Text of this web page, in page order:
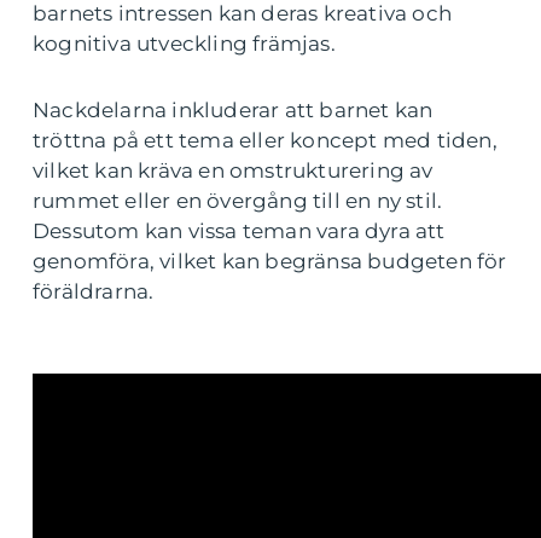
barnets intressen kan deras kreativa och
kognitiva utveckling främjas.
Nackdelarna inkluderar att barnet kan
tröttna på ett tema eller koncept med tiden,
vilket kan kräva en omstrukturering av
rummet eller en övergång till en ny stil.
Dessutom kan vissa teman vara dyra att
genomföra, vilket kan begränsa budgeten för
föräldrarna.